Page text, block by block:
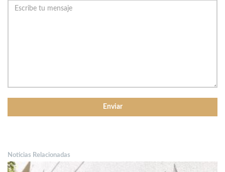
Noticias Relacionadas